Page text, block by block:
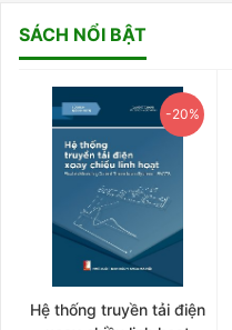
SÁCH NỔI BẬT
-20%
Hệ thống truyền tải điện